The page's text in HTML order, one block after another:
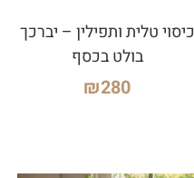
כיסוי טלית ותפילין – יברכך
בולט בכסף
₪280